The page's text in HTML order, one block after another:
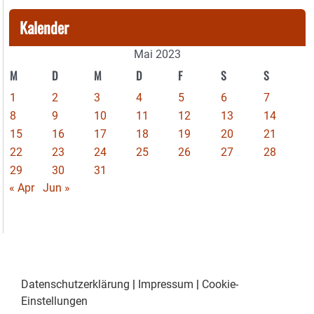
Kalender
Mai 2023
M D M D F S S
1 2 3 4 5 6
7
8
9 10 11 12 13
14
15
16 17 18 19 20
21
22
23 24 25 26 27
28
29
30
31
« Apr
Jun »
Datenschutzerklärung | Impressum | Cookie-
Einstellungen